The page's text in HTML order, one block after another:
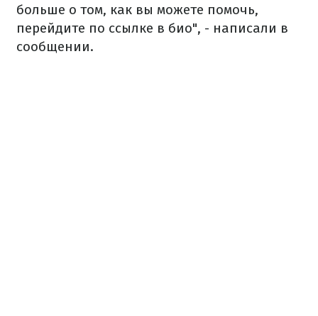
больше о том, как вы можете помочь,
перейдите по ссылке в био", - написали в
сообщении.